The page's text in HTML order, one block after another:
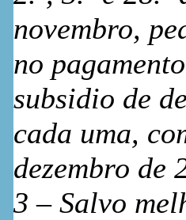
novembro,
no
subsidio de
cada uma,
dezembro de
3 – Salvo